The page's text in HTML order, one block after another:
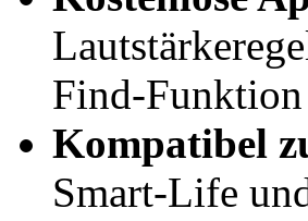
Find-Funktion
Kompatibel
Smart-Life